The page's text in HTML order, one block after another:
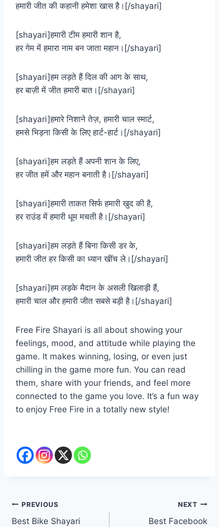
हमारी जीत की कहानी हमेशा खास है।[/shayari]
[shayari]हमारी टीम हमारी शान है,
हर गेम में हमारा नाम बन जाता महान।[/shayari]
[shayari]हम लड़ते हैं दिल की आग के साथ,
हर बाज़ी में जीत हमारी बात।[/shayari]
[shayari]हमारे निशाने तेज़, हमारी चाल स्मार्ट,
हमसे भिड़ना किसी के लिए हार्ट-हार्ट।[/shayari]
[shayari]हम लड़ते हैं अपनी शान के लिए,
हर जीत हमें और महान बनाती है।[/shayari]
[shayari]हमारी ताकत सिर्फ हमारी खुद की है,
हर राउंड में हमारी धूम मचती है।[/shayari]
[shayari]हम लड़ते हैं बिना किसी डर के,
हमारी जीत हर किसी का ध्यान खींच ले।[/shayari]
[shayari]हम लड़के मैदान के असली खिलाड़ी हैं,
हमारी चाल और हमारी जीत सबसे बड़ी है।[/shayari]
Free Fire Shayari is all about showing your
feelings, mood, and attitude while playing the
game. It makes winning, losing, or even just
chilling in the game more fun. You can read
them, share with your friends, and feel more
connected to the game you love. It’s a fun way
to enjoy Free Fire in a totally new style!
Post
PREVIOUS
Best Bike Shayari
NEXT
Best Facebook